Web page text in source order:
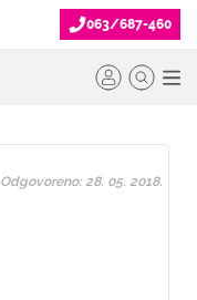
063/687-460
Odgovoreno: 28. 05. 2018.